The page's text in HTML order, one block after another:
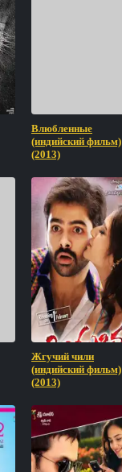
Влюбленные
(индийский фильм)
(2013)
Жгучий чили
(индийский фильм)
(2013)